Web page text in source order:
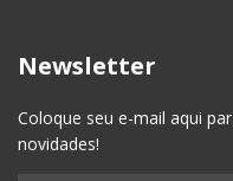
Newsletter
Coloque seu e-mail aqui
novidades!